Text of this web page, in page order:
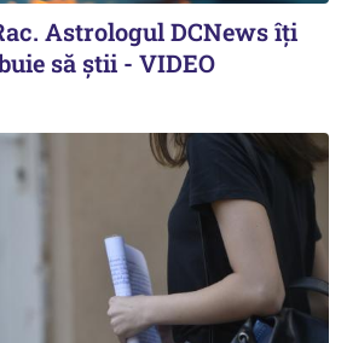
Astrologul DCNews îți
să știi - VIDEO